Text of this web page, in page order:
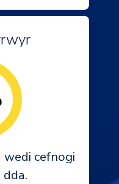
cefnogi